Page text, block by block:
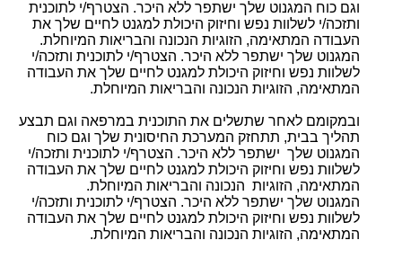
וגם כוח המגנוט שלך ישתפר ללא היכר. הצטרף/י לתוכנית
ותזכה/י לשלוות נפש וחיזוק היכולת למגנט לחיים שלך את
העבודה המתאימה, הזוגיות הנכונה והבריאות המיוחלת.
המגנוט שלך ישתפר ללא היכר. הצטרף/י לתוכנית ותזכה/י
לשלוות נפש וחיזוק היכולת למגנט לחיים שלך את העבודה
המתאימה, הזוגיות הנכונה והבריאות המיוחלת.
ובמקומם לאחר שתשלים את התוכנית במרפאה וגם תבצע
תהליך בבית, תתחזק המערכת החיסונית שלך וגם כוח
המגנוט שלך ישתפר ללא היכר. הצטרף/י לתוכנית ותזכה/י
לשלוות נפש וחיזוק היכולת למגנט לחיים שלך את העבודה
המתאימה, הזוגיות הנכונה והבריאות המיוחלת.
המגנוט שלך ישתפר ללא היכר. הצטרף/י לתוכנית ותזכה/י
לשלוות נפש וחיזוק היכולת למגנט לחיים שלך את העבודה
המתאימה, הזוגיות הנכונה והבריאות המיוחלת.